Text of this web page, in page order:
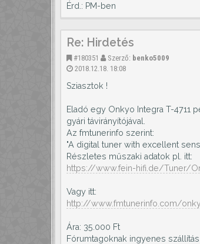
Érd.: PM-ben
Re: Hirdetés
#180351 Szerző: benko5009
2018.12.18. 18:08
Sziasztok !
Eladó egy Onkyo Integra T-4711
gyári távirányítójával.
Az fmtunerinfo szerint:
"A digital tuner with excellent
Részletes műszaki adatok pl. itt:
https://www.fein-hifi.de/Tuner/
Vagy itt:
http://www.fmtunerinfo.com/
Ára: 35.000 Ft
Fórumtagoknak ingyenes szállítás